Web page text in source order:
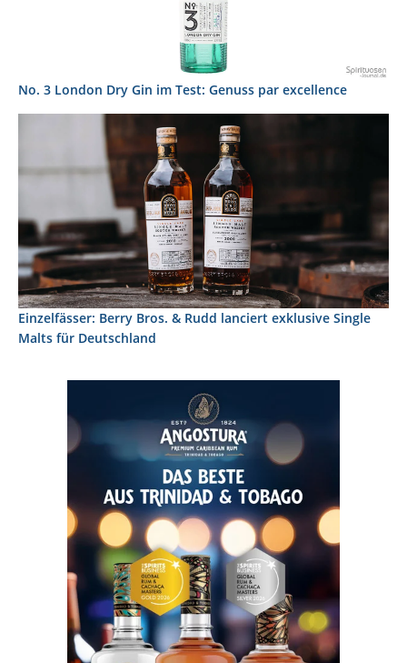
No. 3 London Dry Gin im Test: Genuss par excellence
Einzelfässer: Berry Bros. & Rudd lanciert exklusive Single
Malts für Deutschland